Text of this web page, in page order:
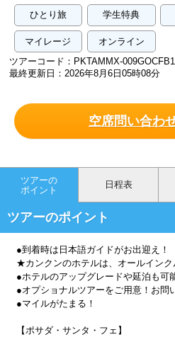
ひとり旅 学生特典
マイレージ
オンライン
ツアーコード：PKTAMMX-009GOCFB1
最終更新日：2026年8月6日05時08分
空席問い合わ
ツアーの
ポイント
日程表
ツアーのポイント
●到着時は日本語ガイドがお出迎え！
★カンクンのホテルは、オールインク
●ホテルのアップグレードや延泊も可
●オプショナルツアーをご用意！お問
●マイルがたまる！
【ポサダ・サンタ・フェ】